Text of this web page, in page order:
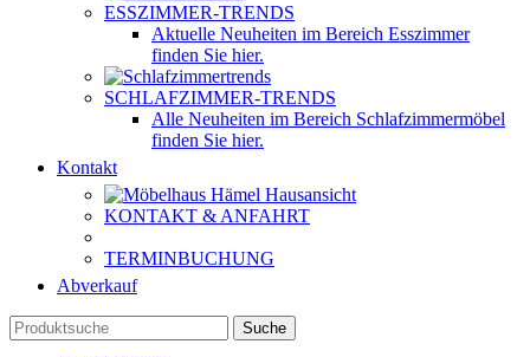
ESSZIMMER-TRENDS
Aktuelle Neuheiten im Bereich Esszimmer
finden Sie hier.
SCHLAFZIMMER-TRENDS
Alle Neuheiten im Bereich Schlafzimmermöbel
finden Sie hier.
Kontakt
KONTAKT & ANFAHRT
TERMINBUCHUNG
Abverkauf
Suche